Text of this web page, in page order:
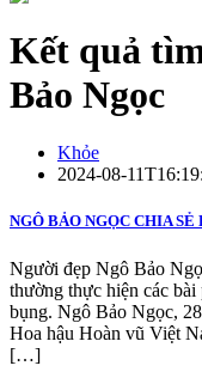
Kết quả
Bảo Ngọc
Khỏe
2024-08-
NGÔ BẢO NGỌC CHIA
Người đẹp Ngô Bảo
thường thực hiện các bài
bụng. Ngô Bảo Ngọc,
Hoa hậu Hoàn vũ Việt
[…]